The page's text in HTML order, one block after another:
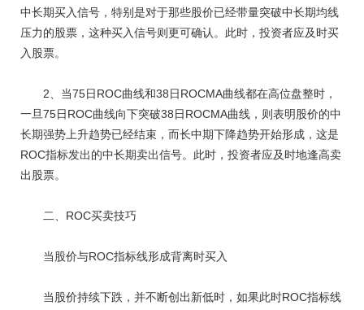
中长期买入信号，特别是对于那些股价已经带量突破中长期均线
压力的股票，这种买入信号则更可确认。此时，投资者应及时买
入股票。
2、当75日ROC曲线和38日ROCMA曲线都在高位盘整时，
一旦75日ROC曲线向下突破38日ROCMA曲线，则表明股价的中
长期强势上升趋势已经结束，而长中期下降趋势开始形成，这是
ROC指标发出的中长期卖出信号。此时，投资者应及时地逢高卖
出股票。
二、ROC买卖技巧
当股价与ROC指标线形成背离时买入
当股价持续下跌，并不断创出新低时，如果此时ROC指标线